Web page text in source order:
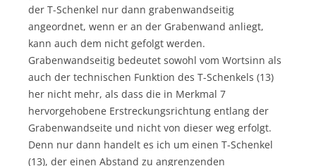
der T-Schenkel nur dann grabenwandseitig
angeordnet, wenn er an der Grabenwand anliegt,
kann auch dem nicht gefolgt werden.
Grabenwandseitig bedeutet sowohl vom Wortsinn als
auch der technischen Funktion des T-Schenkels (13)
her nicht mehr, als dass die in Merkmal 7
hervorgehobene Erstreckungsrichtung entlang der
Grabenwandseite und nicht von dieser weg erfolgt.
Denn nur dann handelt es ich um einen T-Schenkel
(13), der einen Abstand zu angrenzenden